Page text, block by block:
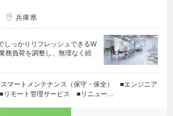
兵庫県
しっかりリフレッシュできるW
務負荷を調整し、無理なく続
スマートメンテナンス（保守・保全） ■エンジニア
リモート管理サービス ■リニュー…